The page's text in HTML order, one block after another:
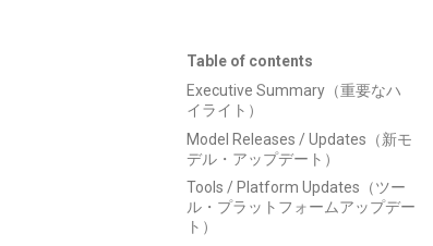
Table of contents
Executive Summary（重要なハ
イライト）
Model Releases / Updates（新モ
デル・アップデート）
Tools / Platform Updates（ツー
ル・プラットフォームアップデー
ト）